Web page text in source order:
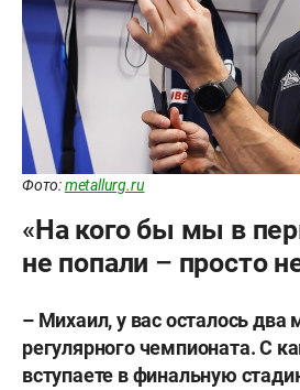
Фото:metallurg.ru
«На кого бы мы в
не попали – просто
– Михаил, у вас осталось два
регулярного чемпионата. С
вступаете в финальную